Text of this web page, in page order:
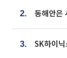
2.
3.